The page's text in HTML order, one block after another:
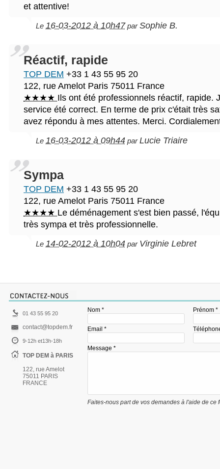
et attentive!
Le 16-03-2012 à 10h47parSophie B.
Réactif, rapide
TOP DEM +33 1 43 55 95 20
122, rue Amelot Paris 75011 France
★★★★ Ils ont été professionnels réactif, rapide.
service été correct. En terme de prix c'était très
avez répondu à mes attentes. Merci.
Le 16-03-2012 à 09h44 parLucie Triaire
Sympa
TOP DEM +33 1 43 55 95 20
122, rue Amelot Paris 75011 France
★★★★ Le déménagement s'est bien passé,
très sympa et très professionnelle.
Le 14-02-2012 à 10h04 par Virginie Lebret
01 43 55 95 20
contact@topdem.fr
9-12h et13h-18h
TOP DEM à PARIS
122, rue Amelot
75011 PARIS
FRANCE
Nom * Prénom *
Email *
Message *
Faites-nous part de vos demandes à l'aide de ce